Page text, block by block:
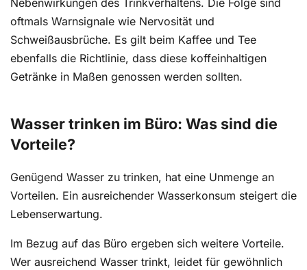
Nebenwirkungen des Trinkverhaltens. Die Folge sind
oftmals Warnsignale wie Nervosität und
Schweißausbrüche. Es gilt beim Kaffee und Tee
ebenfalls die Richtlinie, dass diese koffeinhaltigen
Getränke in Maßen genossen werden sollten.
Wasser trinken im Büro: Was sind die
Vorteile?
Genügend Wasser zu trinken, hat eine Unmenge an
Vorteilen. Ein ausreichender Wasserkonsum steigert die
Lebenserwartung.
Im Bezug auf das Büro ergeben sich weitere Vorteile.
Wer ausreichend Wasser trinkt, leidet für gewöhnlich